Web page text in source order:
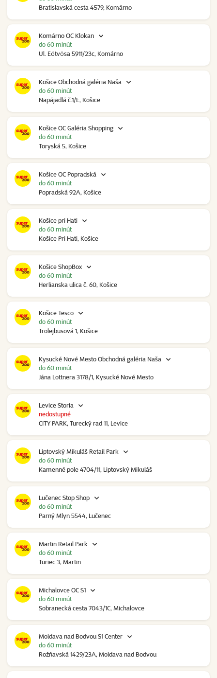
Bratislavská cesta 4579, Komárno
Komárno OC Klokan
Ul. Eötvösa 5911/23c, Komárno
do 60 minút
Košice Obchodná galéria Naša
Napájadlá č.1/E, Košice
do 60 minút
Košice OC Galéria Shopping
Toryská 5, Košice
do 60 minút
Košice OC Popradská
Popradská 92A, Košice
do 60 minút
Košice pri Hati
Košice Pri Hati, Košice
do 60 minút
Košice ShopBox
Herlianska ulica č. 60, Košice
do 60 minút
Košice Tesco
Trolejbusová 1, Košice
do 60 minút
Kysucké Nové Mesto Obchodná galéria Naša
Jána Lottnera 3178/1, Kysucké Nové Mesto
do 60 minút
Levice Storia
CITY PARK, Turecký rad 11, Levice
nedostupné
Liptovský Mikuláš Retail Park
Kamenné pole 4704/11, Liptovský Mikuláš
do 60 minút
Lučenec Stop Shop
Parný Mlyn 5544, Lučenec
do 60 minút
Martin Retail Park
Turiec 3, Martin
do 60 minút
Michalovce OC S1
Sobranecká cesta 7043/1C, Michalovce
do 60 minút
Moldava nad Bodvou S1 Center
Rožňavská 1429/23A, Moldava nad Bodvou
do 60 minút